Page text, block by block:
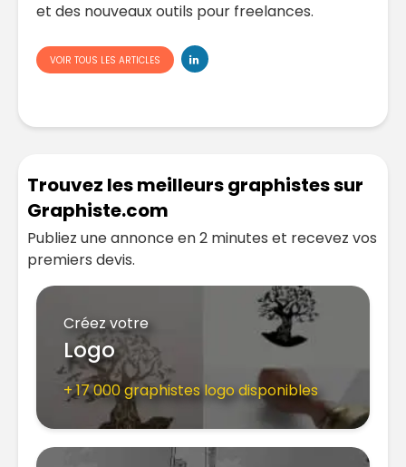
et des nouveaux outils pour freelances.
VOIR TOUS LES ARTICLES
Trouvez les meilleurs graphistes sur
Graphiste.com
Publiez une annonce en 2 minutes et recevez vos
premiers devis.
Créez votre
Logo
+ 17 000 graphistes logo disponibles